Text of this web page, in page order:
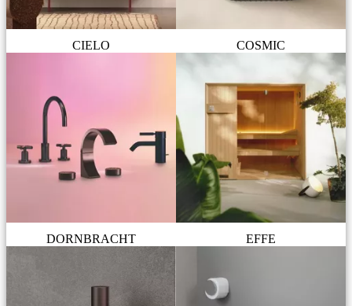
CIELO COSMIC
DORNBRACHT EFFE